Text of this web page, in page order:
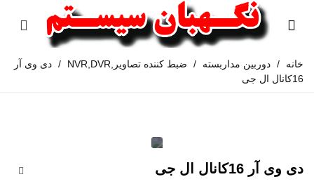
خانه / دوربین مداربسته / ضبط کننده تصاویر,NVR,DVR / دی وی آر
16کانال ال جی
دی وی آر 16کانال ال جی